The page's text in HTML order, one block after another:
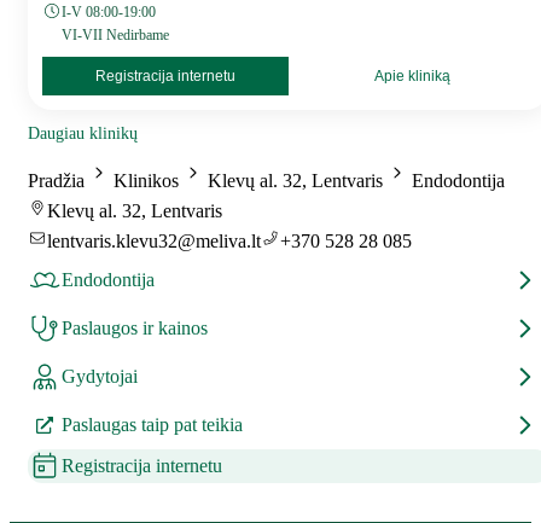
I-V 08:00-19:00
VI-VII Nedirbame
Registracija internetu Apie kliniką
Daugiau klinikų
Pradžia Klinikos Klevų al. 32, Lentvaris
Endodontija
Klevų al. 32, Lentvaris
lentvaris.klevu32@meliva.lt
+370 528 28 085
Endodontija
Paslaugos ir kainos
Gydytojai
Paslaugas taip pat teikia
Registracija internetu